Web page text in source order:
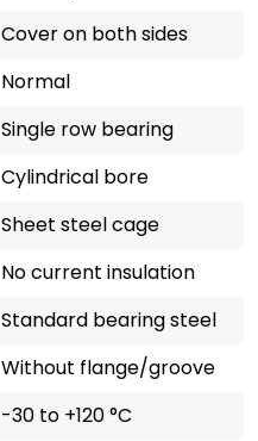
Cover on both sides
Normal
Single row bearing
Cylindrical bore
Sheet steel cage
No current insulation
Standard bearing steel
Without flange/groove
-30 to +120 °C